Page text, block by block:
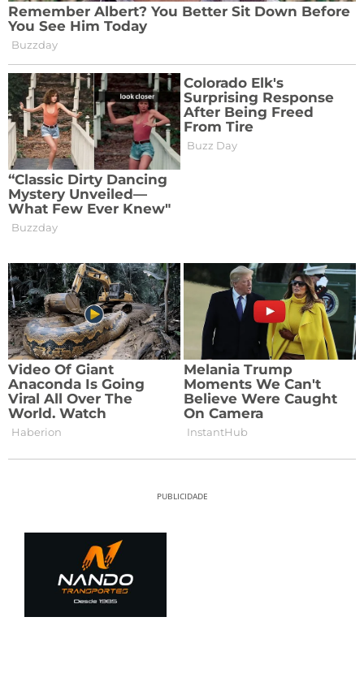
PUBLICIDADE